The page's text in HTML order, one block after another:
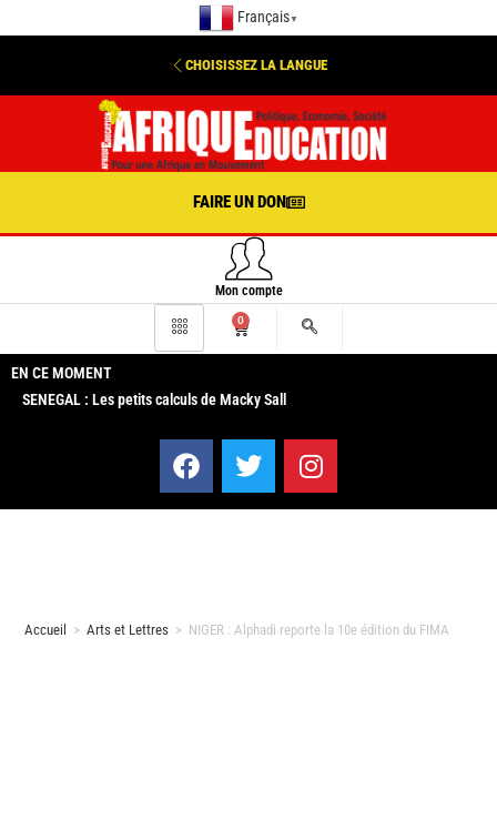
Français ▼
CHOISISSEZ LA LANGUE
FAIRE UN DON
Mon compte
0
EN CE MOMENT
SENEGAL : Les petits calculs de Macky Sall
Accueil > Arts et Lettres > NIGER : Alphadi reporte la 10e édition du FIMA